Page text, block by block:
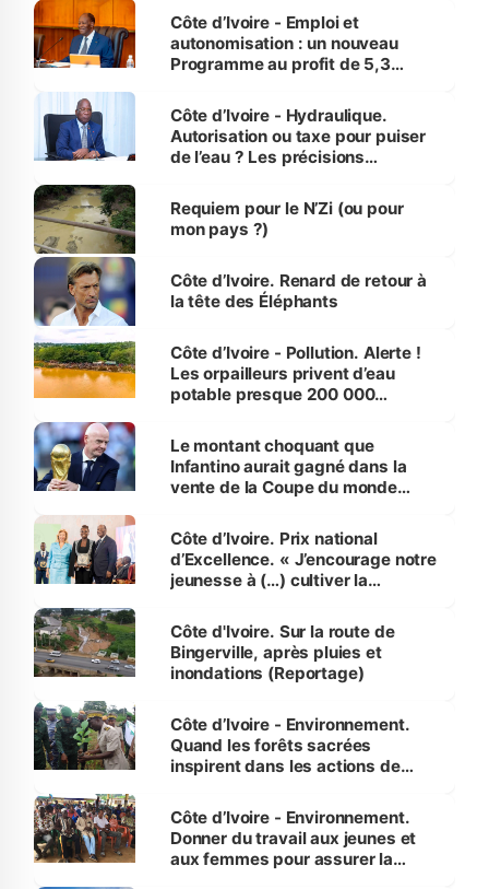
et Yamoussoukro
Côte d’Ivoire - Emploi et
autonomisation : un nouveau
Programme au profit de 5,3
Côte d’Ivoire - Hydraulique.
Autorisation ou taxe pour puiser
de l’eau ? Les précisions
Requiem pour le N’Zi (ou pour
mon pays ?)
Côte d’Ivoire. Renard de retour à
la tête des Éléphants
Côte d’Ivoire - Pollution. Alerte !
Les orpailleurs privent d’eau
potable presque 200 000
Le montant choquant que
Infantino aurait gagné dans la
vente de la Coupe du monde
Côte d’Ivoire. Prix national
d’Excellence. « J’encourage notre
jeunesse à (…) cultiver la
(Alassane Ouattara
Côte d'Ivoire. Sur la route de
Bingerville, après pluies et
inondations (Reportage)
Côte d’Ivoire - Environnement.
Quand les forêts sacrées
inspirent dans les actions de
Côte d’Ivoire - Environnement.
Donner du travail aux jeunes et
aux femmes pour assurer la